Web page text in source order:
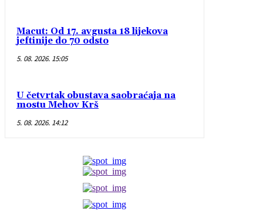
Macut: Od 17. avgusta 18 lijekova
jeftinije do 70 odsto
5. 08. 2026. 15:05
U četvrtak obustava saobraćaja na
mostu Mehov Krš
5. 08. 2026. 14:12